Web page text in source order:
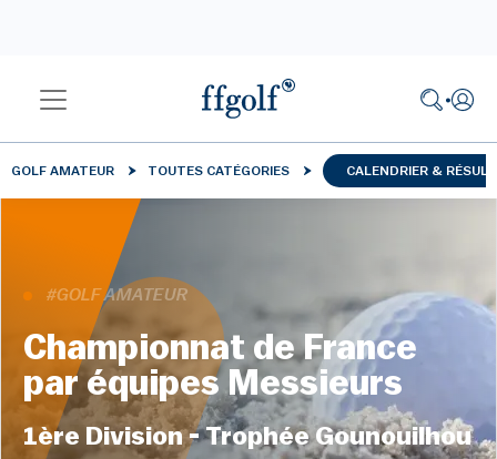
GOLF AMATEUR TOUTES CATÉGORIES CALENDRIER &
#GOLF AMATEUR
Championnat de France
par équipes Messieurs
1ère Division - Trophée Gounouilhou